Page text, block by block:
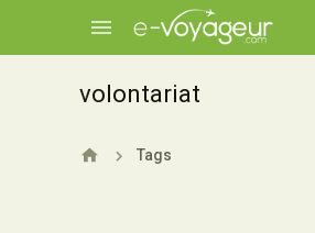
volontariat
Tags